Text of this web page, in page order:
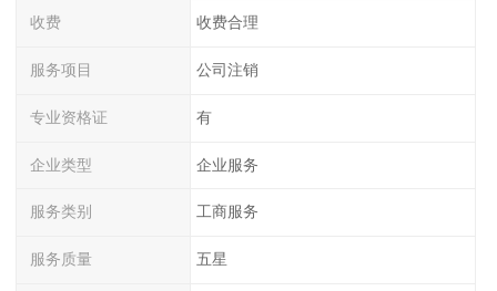
收费 收费合理
服务项目 公司注销
专业资格证 有
企业类型 企业服务
服务类别 工商服务
服务质量 五星